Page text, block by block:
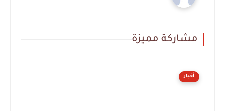
مشاركة مميزة
أخبار